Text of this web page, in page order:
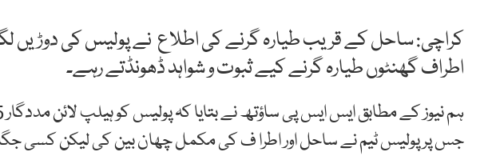
کراچی: ساحل کے قریب طیارہ گرنے کی اطلاع نے پولیس کی دوڑیں
اطراف گھنٹوں طیارہ گرنے کیے ثبوت و شواہد ڈھونڈتے رہے۔
جس پر پولیس ٹیم نے ساحل اور اطرا ف کی مکمل چھان بین کی لیکن کسی